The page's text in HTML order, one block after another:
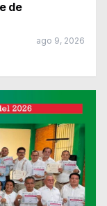
de
ago 9, 2026